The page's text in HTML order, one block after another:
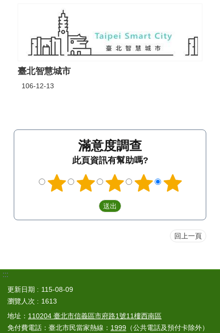
臺北智慧城市
106-12-13
滿意度調查
此頁資訊有幫助嗎?
回上一頁
:::
更新日期
115-08-09
瀏覽人次
1613
地址： 110204 臺北市信義區市府路1號11樓西南區
免付費電話：臺北市民當家熱線： 1999 （公共電話及預付卡除外）